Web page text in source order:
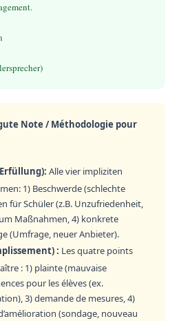
Note / Méthodologie pour
Alle vier impliziten
1) Beschwerde (schlechte
für Schüler (z.B. Unzufriedenheit,
Maßnahmen, 4) konkrete
(Umfrage, neuer Anbieter).
: Les quatre points
: 1) plainte (mauvaise
pour les élèves (ex.
3) demande de mesures, 4)
(sondage, nouveau